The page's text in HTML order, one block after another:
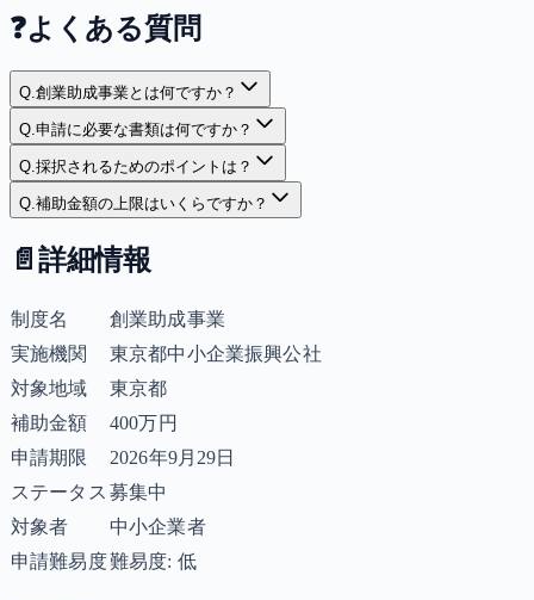
❓よくある質問
Q.創業助成事業とは何ですか？
Q.申請に必要な書類は何ですか？
Q.採択されるためのポイントは？
Q.補助金額の上限はいくらですか？
📄 詳細情報
制度名
創業助成事業
実施機関
東京都中小企業振興公社
対象地域
東京都
補助金額
400万円
申請期限
2026年9月29日
ステータス 募集中
対象者
中小企業者
申請難易度難易度: 低